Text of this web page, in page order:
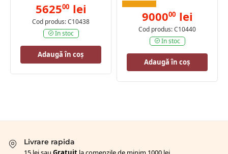
562500 lei
Cod produs: C10438
In stoc
Adaugă în coș
900000 lei
Cod produs: C10440
In stoc
Adaugă în coș
Livrare rapida